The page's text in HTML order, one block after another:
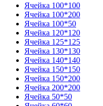
Ячейка 100*100
Ячейка 100*200
Ячейка 100*50
Ячейка 120*120
Ячейка 125*125
Ячейка 130*130
Ячейка 140*140
Ячейка 150*150
Ячейка 150*200
Ячейка 200*200
Ячейка 50*50